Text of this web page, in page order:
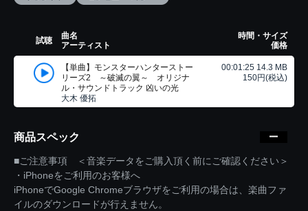
試聴
曲名
アーティスト
時間・サイズ
価格
【単曲】モンスターハンターストー
リーズ2 ～破滅の翼～ オリジナ
ル・サウンドトラック 凶いの光
大木 優拓
00:01:25 14.3 MB
150円(税込)
商品スペック
■ご注意事項 ＜音楽データをご購入頂く前にご確認ください＞
・iPhoneをご利用のお客様へ
iPhoneでGoogle Chromeブラウザをご利用の場合は、楽曲ファ
イルのダウンロードが行えません。